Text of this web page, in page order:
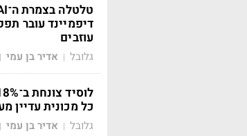
דיפמיינד עובר
עוזבים
גלובל | אדיר בן עמי |
כל מכונית עדיין
גלובל | אדיר בן עמי |